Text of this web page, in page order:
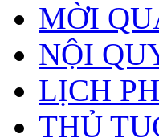
MỜI
NỘI
LỊCH
THỦ